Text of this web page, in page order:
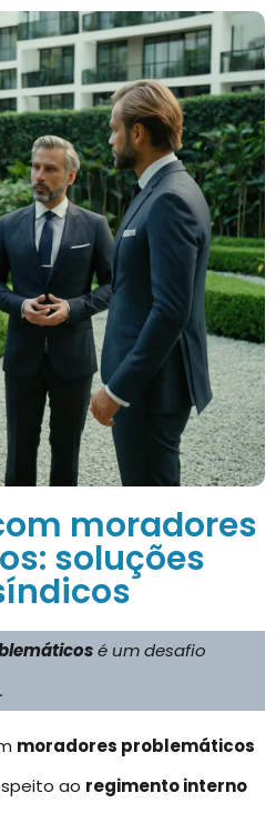
moradores
soluções
é um desafio
moradores problemáticos
ao regimento interno